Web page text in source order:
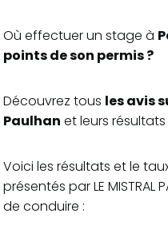
Où effectuer un stage à
points de son permis ?
Découvrez tous les avis
Paulhan et leurs
Voici les résultats et le
présentés par LE MISTRAL
de conduire :